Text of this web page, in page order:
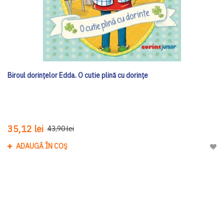
Biroul dorințelor Edda. O cutie plină cu dorințe
35,12 lei 43,90 lei
ADAUGĂ ÎN COȘ